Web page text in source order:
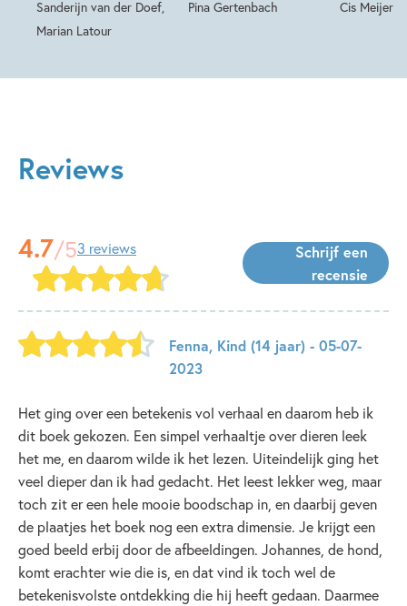
Sanderijn van der Doef,
Marian Latour
Pina Gertenbach Cis Meijer
Reviews
4.7/53 reviews
Schrijf een
recensie
Fenna, Kind (14 jaar) - 05-07-
2023
Het ging over een betekenis vol verhaal en daarom heb ik
dit boek gekozen. Een simpel verhaaltje over dieren leek
het me, en daarom wilde ik het lezen. Uiteindelijk ging het
veel dieper dan ik had gedacht. Het leest lekker weg, maar
toch zit er een hele mooie boodschap in, en daarbij geven
de plaatjes het boek nog een extra dimensie. Je krijgt een
goed beeld erbij door de afbeeldingen. Johannes, de hond,
komt erachter wie die is, en dat vind ik toch wel de
betekenisvolste ontdekking die hij heeft gedaan. Daarmee